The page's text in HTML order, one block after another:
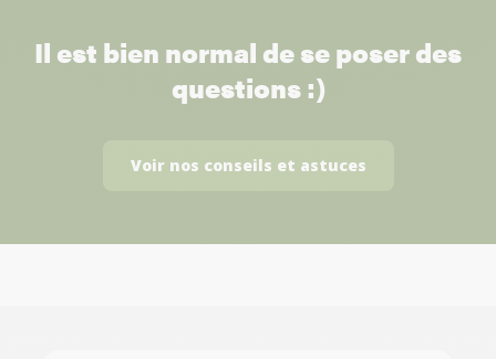
Il est bien normal de se poser des
questions :)
Voir nos conseils et astuces